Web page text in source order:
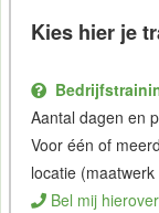
Kies hier je
Aantal dagen en
Voor één of
locatie
Bel mij hierover